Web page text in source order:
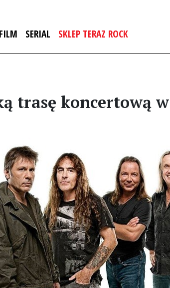
FILM SERIAL SKLEP TERAZ ROCK
trasę koncertową